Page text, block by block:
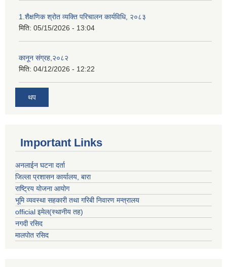
1.शैक्षणिक श्रोत व्यक्ति परिचालन कार्यविधि, २०८३
मिति: 05/15/2026 - 13:04
कानून संग्रह,२०८२
मिति: 04/12/2026 - 12:22
थप
Important Links
अनलाईन घटना दर्ता
जिल्ला प्रशासन कार्यालय, बारा
राष्ट्रिय योजना आयोग
भूमि व्यवस्था सहकारी तथा गरिबी निवारण मन्त्रालय
official इमेल(स्थानीय तह)
नगदी रसिद
मालपोत रसिद